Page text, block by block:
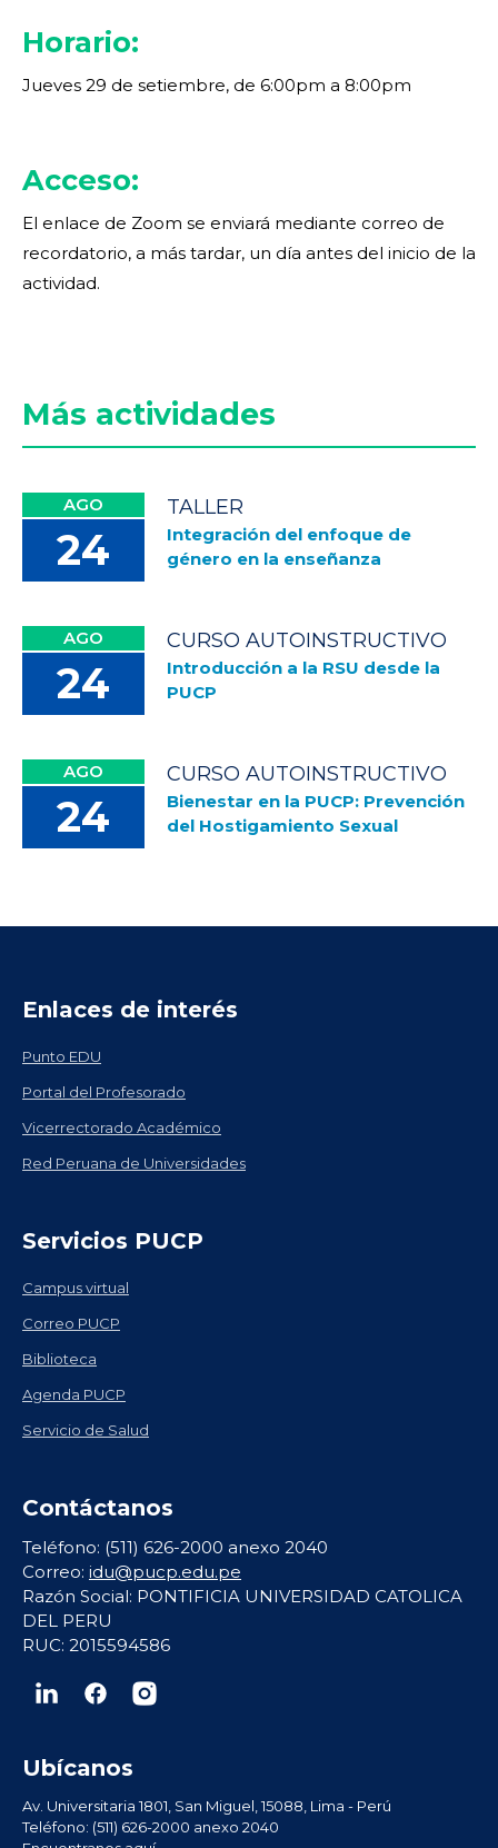
Horario:
Jueves 29 de setiembre, de 6:00pm a 8:00pm
Acceso:
El enlace de Zoom se enviará mediante correo de
recordatorio, a más tardar, un día antes del inicio de la
actividad.
Más actividades
AGO
24
TALLER
Integración del enfoque de
género en la enseñanza
AGO
24
CURSO AUTOINSTRUCTIVO
Introducción a la RSU desde la
PUCP
AGO
24
CURSO AUTOINSTRUCTIVO
Bienestar en la PUCP: Prevención
del Hostigamiento Sexual
Enlaces de interés
Punto EDU
Portal del Profesorado
Vicerrectorado Académico
Red Peruana de Universidades
Servicios PUCP
Campus virtual
Correo PUCP
Biblioteca
Agenda PUCP
Servicio de Salud
Contáctanos
Teléfono: (511) 626-2000 anexo 2040
Correo: idu@pucp.edu.pe
Razón Social: PONTIFICIA UNIVERSIDAD CATOLICA
DEL PERU
RUC: 2015594586
Ubícanos
Av. Universitaria 1801, San Miguel, 15088, Lima - Perú
Teléfono: (511) 626-2000 anexo 2040